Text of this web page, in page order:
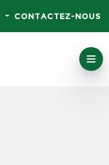
CONTACTEZ-NOUS